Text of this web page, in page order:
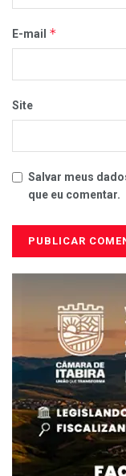
E-mail *
Site
Salvar meus
que eu comentar.